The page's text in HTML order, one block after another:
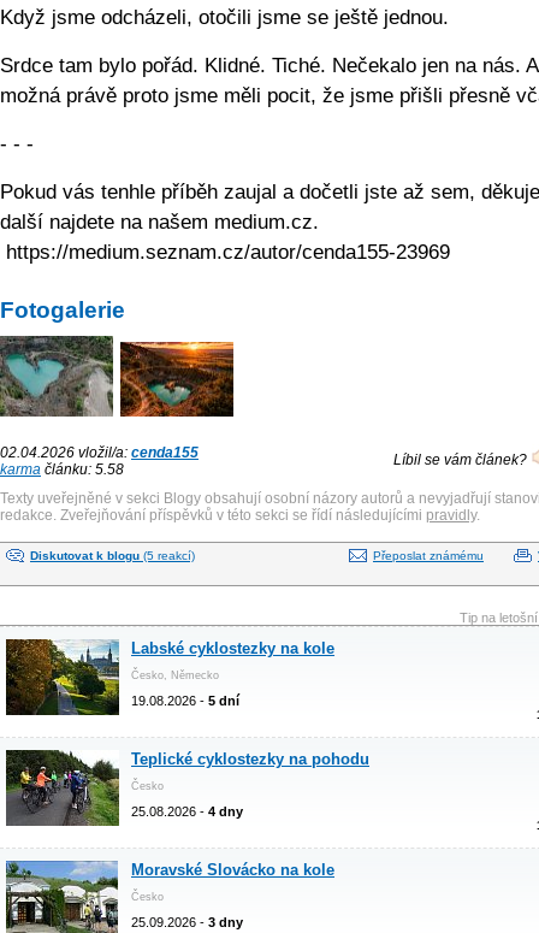
Když jsme odcházeli, otočili jsme se ještě jednou.
Srdce tam bylo pořád. Klidné. Tiché. Nečekalo jen na nás. A
možná právě proto jsme měli pocit, že jsme přišli přesně
- - -
Pokud vás tenhle příběh zaujal a dočetli jste až sem,
další najdete na našem medium.cz.
https://medium.seznam.cz/autor/cenda155-23969
Fotogalerie
02.04.2026 vložil/a: cenda155
karma článku: 5.58
Líbil se vám článek?
Texty uveřejněné v sekci Blogy obsahují osobní názory autorů a nevyjadřují
redakce. Zveřejňování příspěvků v této sekci se řídí následujícími pravidly.
Diskutovat k blogu (5 reakcí) Přeposlat známému
Tip na
Labské cyklostezky na kole
Česko, Německo
19.08.2026 - 5 dní
Teplické cyklostezky na pohodu
Česko
25.08.2026 - 4 dny
Moravské Slovácko na kole
Česko
25.09.2026 - 3 dny